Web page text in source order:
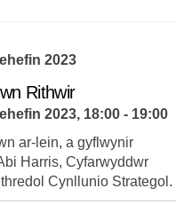
2023
Rithwir
2023, 18:00 - 19:00
ar-lein, a gyflwynir
Harris, Cyfarwyddwr
Cynllunio Strategol.